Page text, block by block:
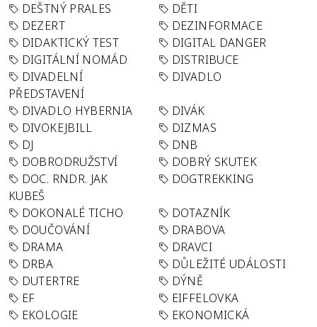
DEŠTNÝ PRALES
DĚTI
DEZERT
DEZINFORMACE
DIDAKTICKÝ TEST
DIGITAL DANGER
DIGITÁLNÍ NOMÁD
DISTRIBUCE
DIVADELNÍ
PŘEDSTAVENÍ
DIVADLO
DIVADLO HYBERNIA
DIVÁK
DIVOKEJBILL
DIZMAS
DJ
DNB
DOBRODRUŽSTVÍ
DOBRÝ SKUTEK
DOC. RNDR. JAK
KUBEŠ
DOGTREKKING
DOKONALÉ TICHO
DOTAZNÍK
DOUČOVÁNÍ
DRABOVA
DRAMA
DRAVCI
DRBA
DŮLEŽITÉ UDÁLOSTI
DUTERTRE
DÝNĚ
EF
EIFFELOVKA
EKOLOGIE
EKONOMICKÁ